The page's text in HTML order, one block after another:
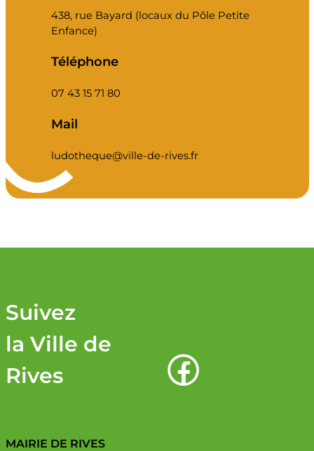
438, rue Bayard (locaux du Pôle Petite
Enfance)
Téléphone
07 43 15 71 80
Mail
ludotheque@ville-de-rives.fr
Suivez
la Ville de
Rives
MAIRIE DE RIVES